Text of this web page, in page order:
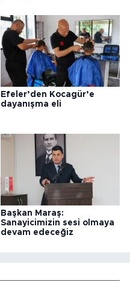
Efeler’den Kocagür’e
dayanışma eli
Başkan Maraş:
Sanayicimizin sesi olmaya
devam edeceğiz